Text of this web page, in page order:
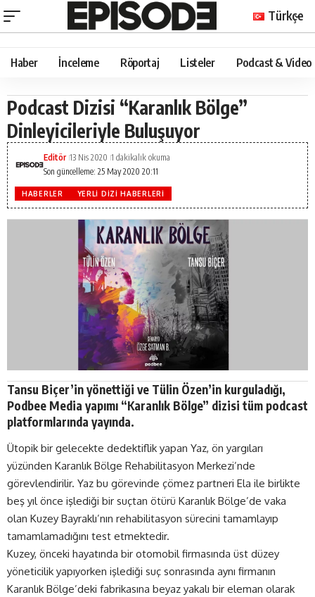
Türkçe
Haber İnceleme Röportaj Listeler Podcast & Video
Podcast Dizisi “Karanlık Bölge”
Dinleyicileriyle Buluşuyor
Son güncelleme: 25 May 2020 20:11
Editör 13 Nis 2020 1 dakikalık okuma
HABERLER YERLI DIZI HABERLERI
Tansu Biçer’in yönettiği ve Tülin Özen’in kurguladığı,
Podbee Media yapımı “Karanlık Bölge” dizisi tüm podcast
platformlarında yayında.
Ütopik bir gelecekte dedektiflik yapan Yaz, ön yargıları
yüzünden Karanlık Bölge Rehabilitasyon Merkezi’nde
görevlendirilir. Yaz bu görevinde çömez partneri Ela ile birlikte
beş yıl önce işlediği bir suçtan ötürü Karanlık Bölge’de vaka
olan Kuzey Bayraklı’nın rehabilitasyon sürecini tamamlayıp
tamamlamadığını test etmektedir.
Kuzey, önceki hayatında bir otomobil firmasında üst düzey
yöneticilik yapıyorken işlediği suç sonrasında aynı firmanın
Karanlık Bölge’deki fabrikasına beyaz yakalı bir eleman olarak